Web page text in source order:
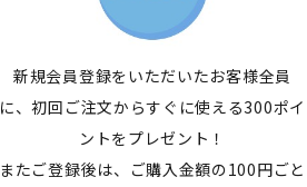
新規会員登録をいただいたお客様全員
に、初回ご注文からすぐに使える300ポイ
ントをプレゼント！
またご登録後は、ご購入金額の100円ごと